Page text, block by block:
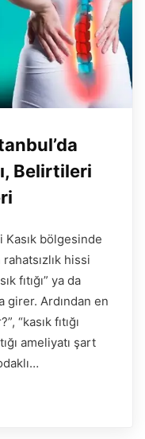
Belirtileri
Kasık bölgesinde
hissi
fıtığı” ya da
girer. Ardından en
“kasık fıtığı
ameliyatı şart